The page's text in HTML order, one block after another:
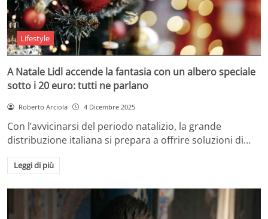
Lifestyle
A Natale Lidl accende la fantasia con un albero speciale
sotto i 20 euro: tutti ne parlano
Roberto Arciola 4 Dicembre 2025
Con l’avvicinarsi del periodo natalizio, la grande
distribuzione italiana si prepara a offrire soluzioni di…
Leggi di più